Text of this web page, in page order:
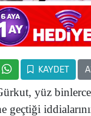
KAYDET A
yüz
geçtiği